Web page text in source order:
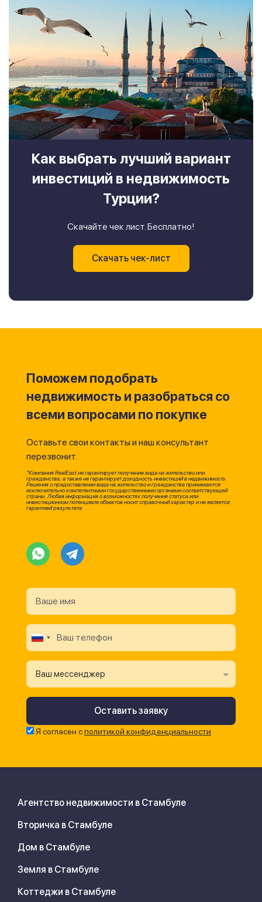
Как выбрать лучший вариант
инвестиций в недвижимость
Турции?
Скачайте чек лист. Бесплатно!
Скачать чек-лист
Поможем подобрать
недвижимость и разобраться со
всеми вопросами по покупке
Оставьте свои контакты и наш консультант
перезвонит.
*Компания RealEast не гарантирует получение вида на жительство или
гражданства, а также не гарантирует доходность инвестиций в недвижимость.
Решения о предоставлении вида на жительство и гражданства принимаются
исключительно компетентными государственными органами соответствующей
страны. Любая информация о возможностях получения статуса или
инвестиционном потенциале объектов носит справочный характер и не является
гарантией результата.
Ваш мессенджер
Я согласен сполитикой конфиденциальности
Агентство недвижимости в Стамбуле
Вторичка в Стамбуле
Дом в Стамбуле
Земля в Стамбуле
Коттеджи в Стамбуле